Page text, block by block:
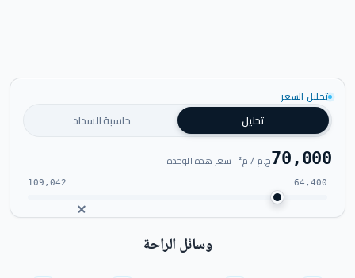
تحليل السعر
تحليل حاسبة السداد
70,000ج.م / م² · سعر هذه الوحدة
64,400
109,042
وسائل الراحة